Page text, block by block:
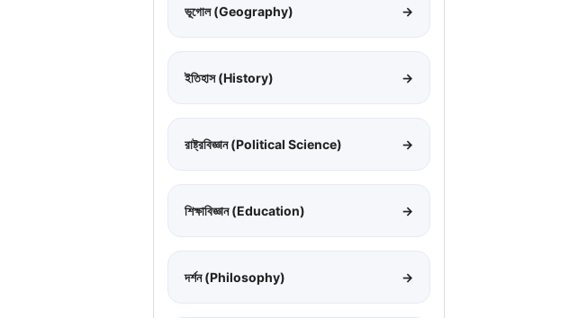
ভূগোল (Geography) →
ইতিহাস (History) →
রাষ্ট্রবিজ্ঞান (Political Science) →
শিক্ষাবিজ্ঞান (Education) →
দর্শন (Philosophy) →